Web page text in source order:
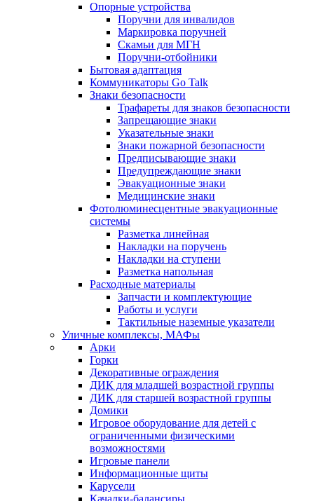
Опорные устройства
Поручни для инвалидов
Маркировка поручней
Скамьи для МГН
Поручни-отбойники
Бытовая адаптация
Коммуникаторы Go Talk
Знаки безопасности
Трафареты для знаков безопасности
Запрещающие знаки
Указательные знаки
Знаки пожарной безопасности
Предписывающие знаки
Предупреждающие знаки
Эвакуационные знаки
Медицинские знаки
Фотолюминесцентные эвакуационные
системы
Разметка линейная
Накладки на поручень
Накладки на ступени
Разметка напольная
Расходные материалы
Запчасти и комплектующие
Работы и услуги
Тактильные наземные указатели
Уличные комплексы, МАФы
Арки
Горки
Декоративные ограждения
ДИК для младшей возрастной группы
ДИК для старшей возрастной группы
Домики
Игровое оборудование для детей с
ограниченными физическими
возможностями
Игровые панели
Информационные щиты
Карусели